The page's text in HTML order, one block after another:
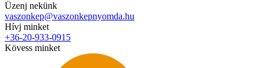
Üzenj nekünk
vaszonkep@vaszonkepnyomda.hu
Hívj minket
+36-20-933-0915
Kövess minket